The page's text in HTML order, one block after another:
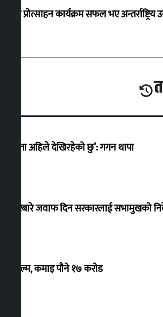
‘करदाता प्रोत्साहन कार्यक्रम सफल भए
अहिले देखिरहेको छु’: गगन थापा
सेन्टरबारे जवाफ दिन सरकारलाई सभामुखको
फिल्म, कमाइ पौने १७ करोड